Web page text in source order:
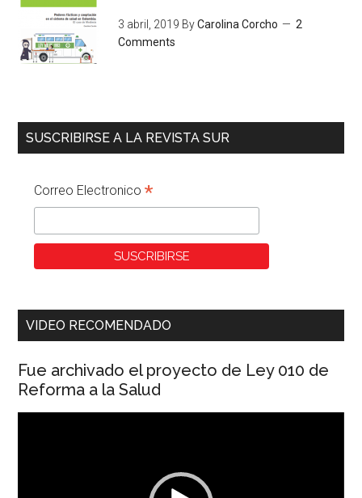
3 abril, 2019 ByCarolina Corcho
2
Comments
SUSCRIBIRSE A LA REVISTA SUR
Correo Electronico*
VIDEO RECOMENDADO
Fue archivado el proyecto de Ley 010 de
Reforma a la Salud